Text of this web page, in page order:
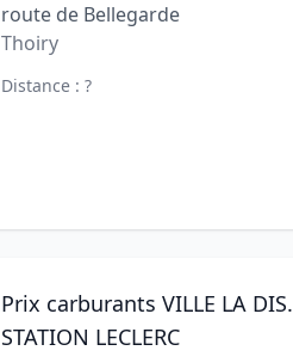
route de Bellegarde
Thoiry
Distance : ?
Prix carburants VILLE LA DIS.
STATION LECLERC